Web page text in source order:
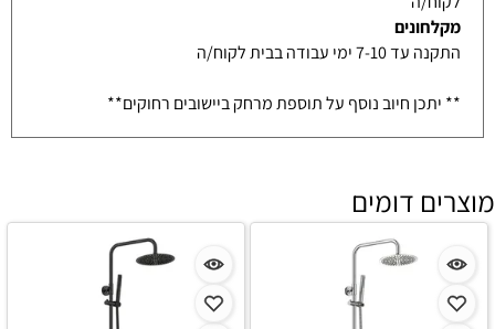
מקלחונים
התקנה עד 7-10 ימי עבודה בבית לקוח/ה
** יתכן חיוב נוסף על תוספת מרחק ביישובים רחוקים**
מוצרים דומים